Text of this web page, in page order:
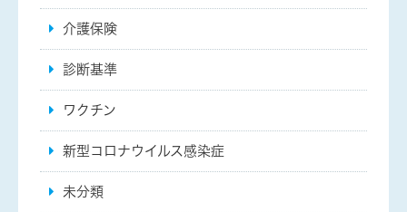
介護保険
診断基準
ワクチン
新型コロナウイルス感染症
未分類